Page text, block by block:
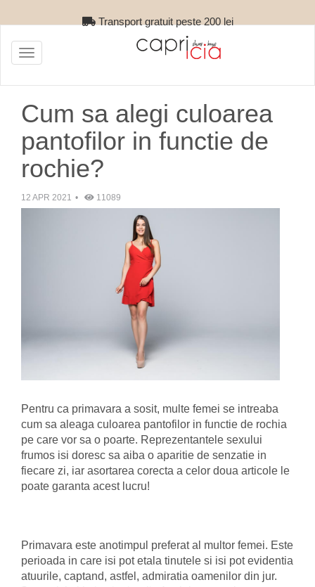
Retur gratuit
Toggle
navigation
Cum sa alegi culoarea
pantofilor in functie de
rochie?
12 APR 2021 11089
Pentru ca primavara a sosit, multe femei se intreaba
cum sa aleaga culoarea pantofilor in functie de rochia
pe care vor sa o poarte. Reprezentantele sexului
frumos isi doresc sa aiba o aparitie de senzatie in
fiecare zi, iar asortarea corecta a celor doua articole le
poate garanta acest lucru!
Primavara este anotimpul preferat al multor femei. Este
perioada in care isi pot etala tinutele si isi pot evidentia
atuurile, captand, astfel, admiratia oamenilor din jur.